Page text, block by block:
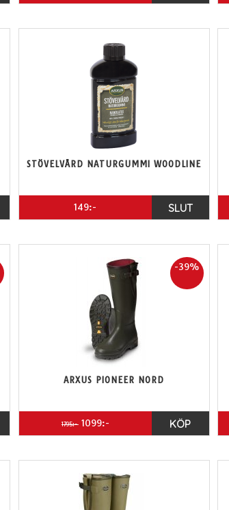
STÖVELVÅRD NATURGUMMI WOODLINE
149:- SLUT
-39%
ARXUS PIONEER NORD
1795:- 1099:- KÖP